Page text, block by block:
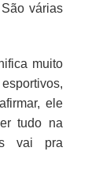
várias
muito
ele
tudo na
vai pra